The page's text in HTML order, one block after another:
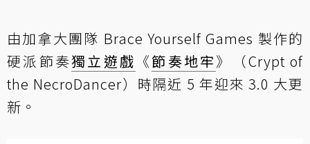
由加拿大團隊 Brace Yourself Games 製作的
硬派節奏獨立遊戲 《節奏地牢》（Crypt of
the NecroDancer）時隔近 5 年迎來 3.0 大更
新。